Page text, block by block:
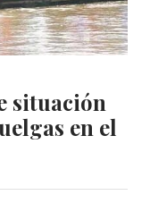
situación
en el